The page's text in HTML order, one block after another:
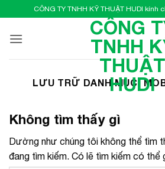
qua
nội
CÔNG TY TNHH KỸ THUẬT HUDI kính
CÔNG
TNHH
THUẬT
HUDI
LƯU TRỮ DANH MỤC:
Không tìm thấy gì
Dường như chúng tôi không thể tìm
đang tìm kiếm. Có lẽ tìm kiếm có thể